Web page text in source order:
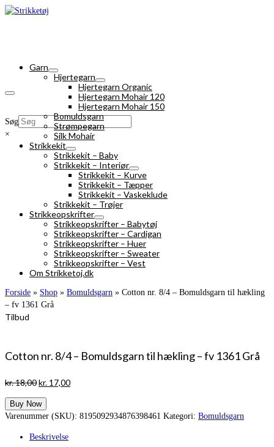
Søg
×
Garn
Hjertegarn
Hjertegarn Organic
Hjertegarn Mohair 120
Hjertegarn Mohair 150
Bomuldsgarn
Strømpegarn
Silk Mohair
Strikkekit
Strikkekit – Baby
Strikkekit – Interiør
Strikkekit – Kurve
Strikkekit – Tæpper
Strikkekit – Vaskeklude
Strikkekit – Trøjer
Strikkeopskrifter
Strikkeopskrifter – Babytøj
Strikkeopskrifter – Cardigan
Strikkeopskrifter – Huer
Strikkeopskrifter – Sweater
Strikkeopskrifter – Vest
Om Strikketoj.dk
Forside » Shop » Bomuldsgarn » Cotton nr. 8/4 – Bomuldsgarn til hækling
– fv 1361 Grå
Tilbud
Cotton nr. 8/4 – Bomuldsgarn til hækling – fv 1361 Grå
kr.18,00Den
pris
var:
kr. 17,00Den
er:
Buy Now
Varenummer (SKU): 8195092934876398461 Kategori: Bomuldsgarn
Beskrivelse